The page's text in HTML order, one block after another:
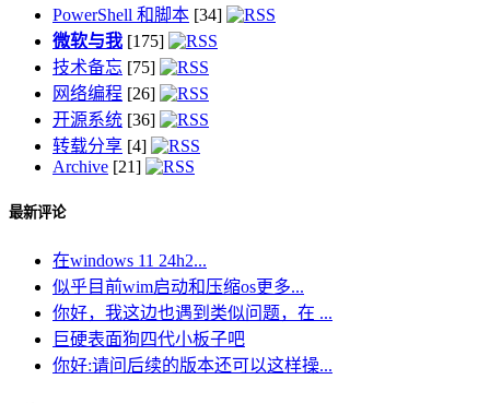
PowerShell 和脚本 [34]
微软与我 [175]
技术备忘 [75]
网络编程 [26]
开源系统 [36]
转载分享 [4]
Archive [21]
最新评论
在windows 11 24h2...
似乎目前wim启动和压缩os更多...
你好，我这边也遇到类似问题，在 ...
巨硬表面狗四代小板子吧
你好:请问后续的版本还可以这样操...